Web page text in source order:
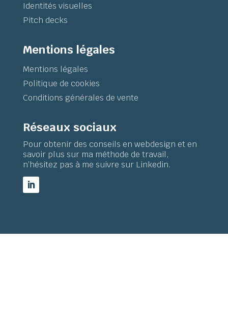
Identités visuelles
Pitch decks
Mentions légales
Mentions légales
Politique de cookies
Conditions générales de vente
Réseaux sociaux
Pour obtenir des conseils en webdesign et en
savoir plus sur ma méthode de travail,
n’hésitez pas à me suivre sur Linkedin.